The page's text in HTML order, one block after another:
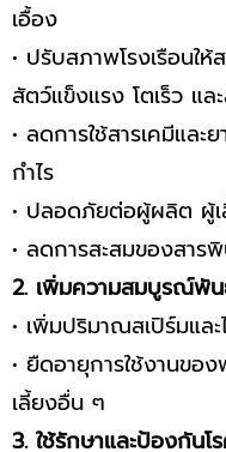
เอื้อง
• ปรับสภาพโรงเรือนให้
สัตว์แข็งแรง โตเร็ว แล
• ลดการใช้สารเคมีแล
กำไร
• ปลอดภัยต่อผู้ผลิต ผู้เ
• ลดการสะสมของสาร
2. เพิ่มความสมบูรณ์พั
• เพิ่มปริมาณสเปิร์มและ
• ยืดอายุการใช้งานข
เลี้ยงอื่น ๆ
3. ใช้รักษาและป้องกันโ